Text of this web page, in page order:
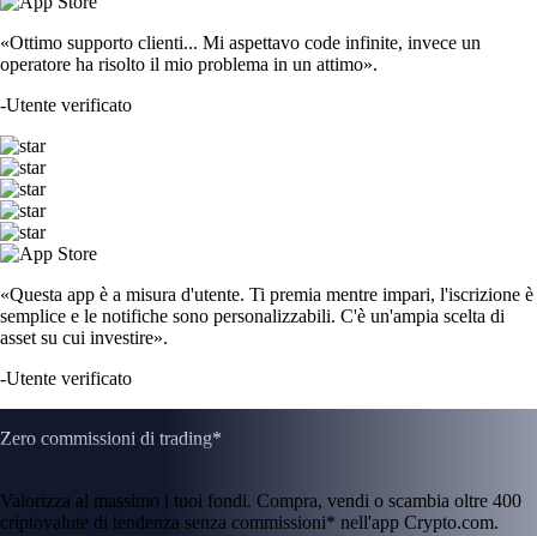
«Ottimo supporto clienti... Mi aspettavo code infinite, invece un
operatore ha risolto il mio problema in un attimo».
-Utente verificato
«Questa app è a misura d'utente. Ti premia mentre impari, l'iscrizione è
semplice e le notifiche sono personalizzabili. C'è un'ampia scelta di
asset su cui investire».
-Utente verificato
Zero commissioni di trading*
Valorizza al massimo i tuoi fondi. Compra, vendi o scambia oltre 400
criptovalute di tendenza senza commissioni* nell'app Crypto.com.